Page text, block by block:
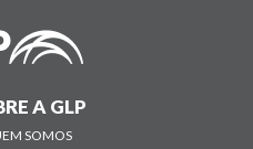
A GLP
SOMOS